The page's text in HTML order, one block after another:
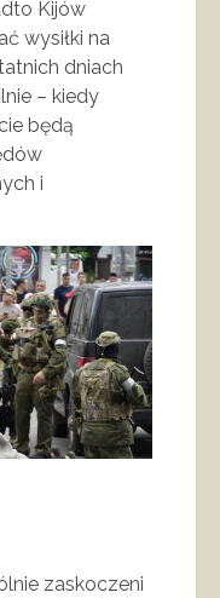
Kijów
wysiłki na
dniach
– kiedy
będą
i
zaskoczeni